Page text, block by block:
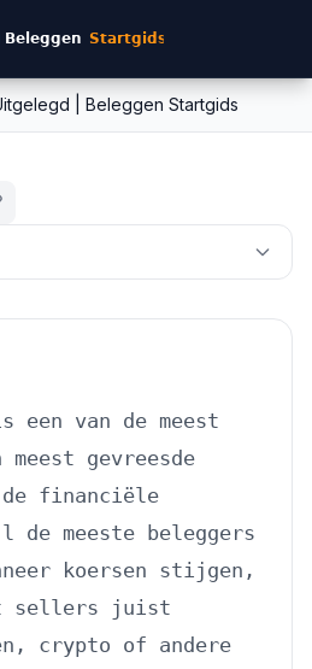
| Beleggen Startgids
van de meest
gevreesde
financiële
de meeste beleggers
koersen stijgen,
sellers juist
crypto of andere